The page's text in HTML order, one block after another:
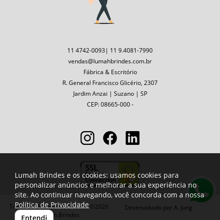
11 4742-0093| 11 9.4081-7990
vendas@lumahbrindes.com.br
Fábrica & Escritório
R. General Francisco Glicério, 2307
Jardim Anzai | Suzano | SP
CEP: 08665-000 -
Todos os direitos reservados ©2026
Lumah Brindes
Desenvolvido por A. Jung
Lumah Brindes e os cookies: usamos cookies para
personalizar anúncios e melhorar a sua experiência no
site. Ao continuar navegando, você concorda com a nossa
Política de Privacidade
Entendi